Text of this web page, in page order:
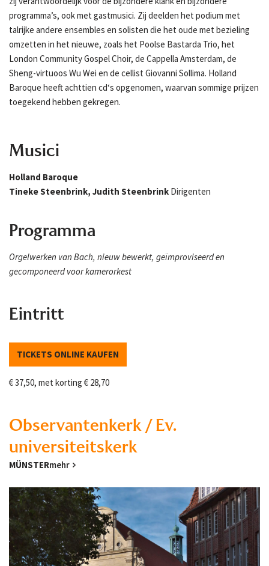
programma’s, ook met gastmusici. Zij deelden het podium met
talrijke andere ensembles en solisten die het oude met bezieling
omzetten in het nieuwe, zoals het Poolse Bastarda Trio, het
London Community Gospel Choir, de Cappella Amsterdam, de
Sheng-virtuoos Wu Wei en de cellist Giovanni Sollima. Holland
Baroque heeft achttien cd‘s opgenomen, waarvan sommige prijzen
toegekend hebben gekregen.
Musici
Holland Baroque
Tineke Steenbrink, Judith Steenbrink Dirigenten
Programma
Orgelwerken van Bach, nieuw bewerkt, geïmproviseerd en
gecomponeerd voor kamerorkest
Eintritt
TICKETS ONLINE KAUFEN
€ 37,50, met korting € 28,70
Observantenkerk / Ev.
universiteitskerk
MÜNSTERmehr